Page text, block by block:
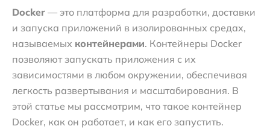
Docker — это платформа для разработки, доставки
и запуска приложений в изолированных средах,
называемых контейнерами. Контейнеры Docker
позволяют запускать приложения с их
зависимостями в любом окружении, обеспечивая
легкость развертывания и масштабирования. В
этой статье мы рассмотрим, что такое контейнер
Docker, как он работает, и как его запустить.